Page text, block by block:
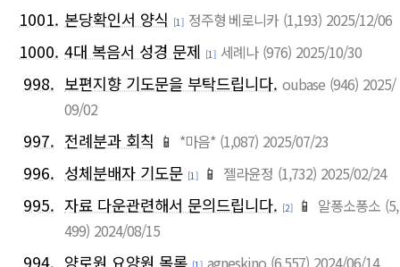
1001. 본당확인서 양식 [1] 정주형 베로니카 (1,193) 2025/12/06
1000. 4대 복음서 성경 문제 [1] 세례나 (976) 2025/10/30
998. 보편지향 기도문을 부탁드립니다. oubase (946) 2025/
09/02
997. 전례분과 회칙 📱 *마음* (1,087) 2025/07/23
996. 성체분배자 기도문 [1] 📱 젤라윤정 (1,732) 2025/02/24
995. 자료 다운관련해서 문의드립니다. [2] 📱 알퐁소퐁소 (5,
499) 2024/08/15
994. 양로원 요양원 목록 agneskino (6,557) 2024/06/14